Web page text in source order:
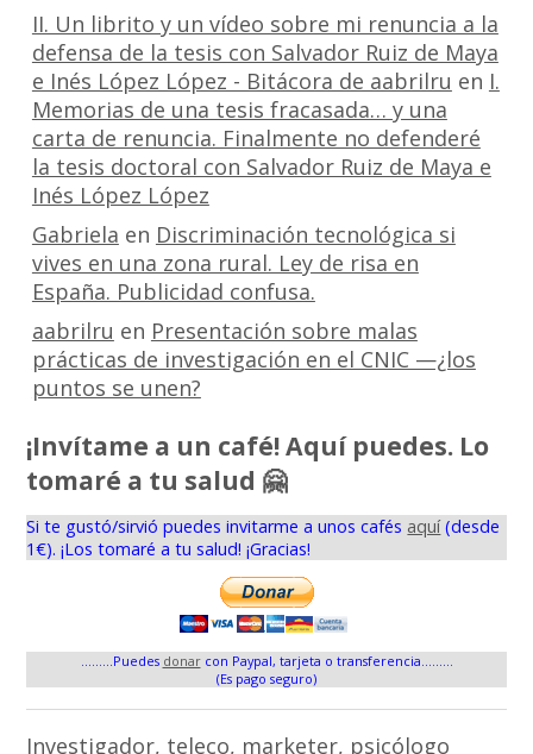
II. Un librito y un vídeo sobre mi renuncia a la
defensa de la tesis con Salvador Ruiz de Maya
e Inés López López - Bitácora de aabrilru en I.
Memorias de una tesis fracasada… y una
carta de renuncia. Finalmente no defenderé
la tesis doctoral con Salvador Ruiz de Maya e
Inés López López
Gabriela en Discriminación tecnológica si
vives en una zona rural. Ley de risa en
España. Publicidad confusa.
aabrilru en Presentación sobre malas
prácticas de investigación en el CNIC —¿los
puntos se unen?
¡Invítame a un café! Aquí puedes. Lo
tomaré a tu salud 🤗
Si te gustó/sirvió puedes invitarme a unos cafés aquí(desde
1€). ¡Los tomaré a tu salud! ¡Gracias!
.........Puedes donarcon Paypal, tarjeta o transferencia.........
(Es pago seguro)
Investigador, teleco, marketer, psicólogo